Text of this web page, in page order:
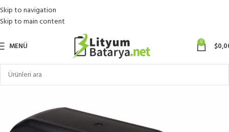
Skip to navigation
Skip to main content
MENÜ 0 $